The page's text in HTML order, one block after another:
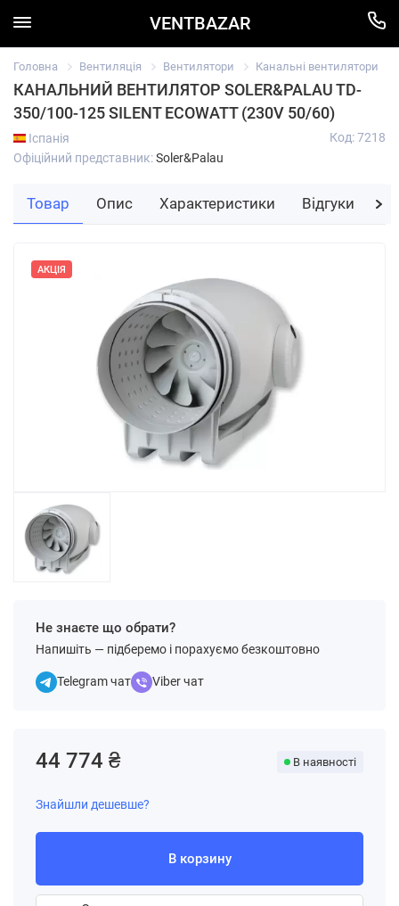
VENTBAZAR
Головна Вентиляція Вентилятори Канальні вентилятори
КАНАЛЬНИЙ ВЕНТИЛЯТОР SOLER&PALAU TD-
350/100-125 SILENT ECOWATT (230V 50/60)
Іспанія
Офіційний представник:Soler&Palau
Код: 7218
АКЦІЯ
Не знаєте що обрати?
Напишіть — підберемо і порахуємо безкоштовно
Telegram чат Viber чат
44 774 ₴ В наявності
Знайшли дешевше?
В корзину
Товар Опис Характеристики Відгуки